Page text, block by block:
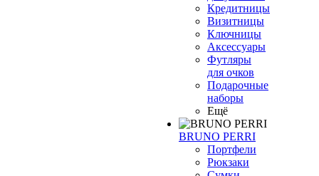
Кредитницы
Визитницы
Ключницы
Аксессуары
Футляры
для очков
Подарочные
наборы
Ещё
BRUNO PERRI
Портфели
Рюкзаки